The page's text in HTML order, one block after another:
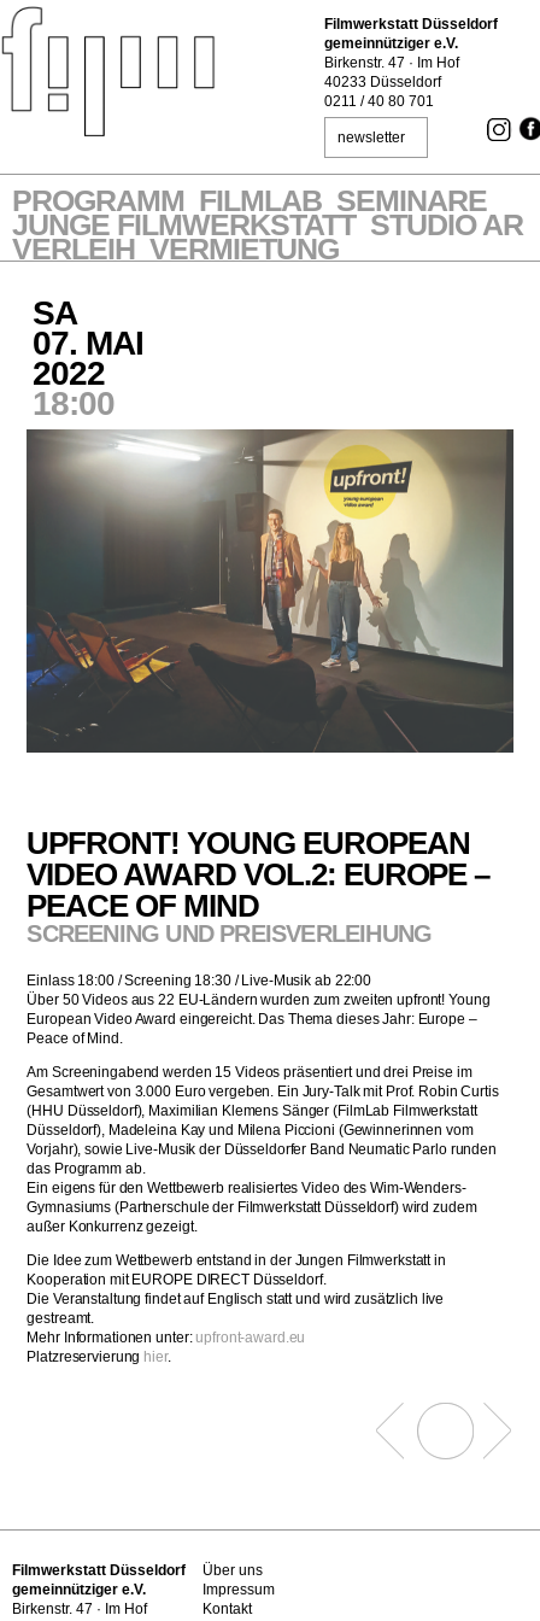
Filmwerkstatt Düsseldorf
gemeinnütziger e.V.
Birkenstr. 47 · Im Hof
40233 Düsseldorf
0211 / 40 80 701
newsletter
PROGRAMM FILMLAB SEMINARE
JUNGE FILMWERKSTATT STUDIO AR
VERLEIH VERMIETUNG
SA
07. MAI
2022
18:00
UPFRONT! YOUNG EUROPEAN
VIDEO AWARD VOL.2: EUROPE –
PEACE OF MIND
SCREENING UND PREISVERLEIHUNG
Einlass 18:00 / Screening 18:30 / Live-Musik ab 22:00
Über 50 Videos aus 22 EU-Ländern wurden zum zweiten upfront! Young
European Video Award eingereicht. Das Thema dieses Jahr: Europe –
Peace of Mind.
Am Screeningabend werden 15 Videos präsentiert und drei Preise im
Gesamtwert von 3.000 Euro vergeben. Ein Jury-Talk mit Prof. Robin Curtis
(HHU Düsseldorf), Maximilian Klemens Sänger (FilmLab Filmwerkstatt
Düsseldorf), Madeleina Kay und Milena Piccioni (Gewinnerinnen vom
Vorjahr), sowie Live-Musik der Düsseldorfer Band Neumatic Parlo runden
das Programm ab.
Ein eigens für den Wettbewerb realisiertes Video des Wim-Wenders-
Gymnasiums (Partnerschule der Filmwerkstatt Düsseldorf) wird zudem
außer Konkurrenz gezeigt.
Die Idee zum Wettbewerb entstand in der Jungen Filmwerkstatt in
Kooperation mit EUROPE DIRECT Düsseldorf.
Die Veranstaltung findet auf Englisch statt und wird zusätzlich live
gestreamt.
Mehr Informationen unter: upfront-award.eu
Platzreservierung hier.
Filmwerkstatt Düsseldorf
gemeinnütziger e.V.
Birkenstr. 47 · Im Hof
Über uns
Impressum
Kontakt